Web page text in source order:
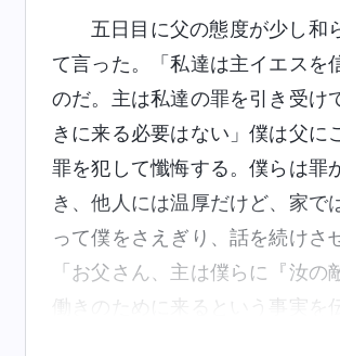
五日目に父の態度が少し和
て言った。「私達は主イエスを
のだ。主は私達の罪を引き受け
きに来る必要はない」僕は父
罪を犯して懺悔する。僕らは罪
き、他人には温厚だけど、家
って僕をさえぎり、話を続けさ
「お父さん、主は僕らに『汝
働きのために来るという事実
強いとはいえない。でも好き